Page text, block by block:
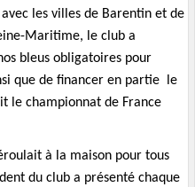
les villes de Barentin et de
Maritime, le club a
bleus obligatoires pour
que de financer en partie
le
le championnat de France
à la maison pour tous
du club a présenté chaque